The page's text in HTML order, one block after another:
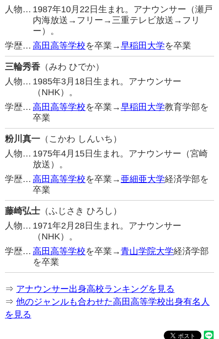
人物… 1987年10月22日生まれ。アナウンサー（瀬戸
内海放送→フリー→三重テレビ放送→フリ
ー）。
学歴… 高田高等学校を卒業→早稲田大学を卒業
三輪秀香 （みわ ひでか）
人物… 1985年3月18日生まれ。アナウンサー
（NHK）。
学歴… 高田高等学校を卒業→早稲田大学教育学部を
卒業
粉川真一 （こかわ しんいち）
人物… 1975年4月15日生まれ。アナウンサー（宮崎
放送）。
学歴… 高田高等学校を卒業→ 亜細亜大学経済学部を
卒業
藤崎弘士 （ふじさき ひろし）
人物… 1971年2月28日生まれ。アナウンサー
（NHK）。
学歴… 高田高等学校を卒業→青山学院大学経済学部
を卒業
⇒ アナウンサー出身高校ランキングを見る
⇒ 他のジャンルも合わせた高田高等学校出身有名人
を見る